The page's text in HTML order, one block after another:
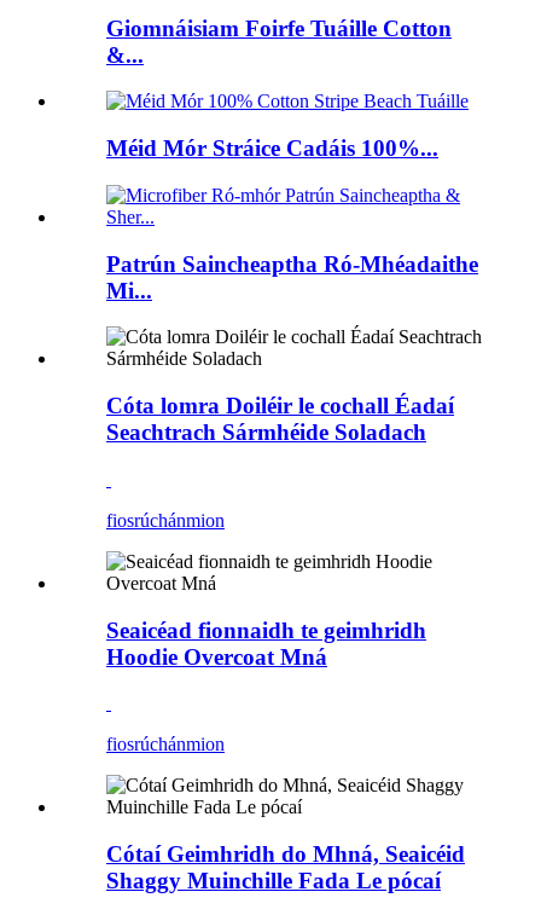
Giomnáisiam Foirfe Tuáille Cotton
&...
Méid Mór Stráice Cadáis 100%...
Patrún Saincheaptha Ró-Mhéadaithe
Mi...
Cóta lomra Doiléir le cochall Éadaí
Seachtrach Sármhéide Soladach
fiosrúchánmion
Seaicéad fionnaidh te geimhridh
Hoodie Overcoat Mná
fiosrúchánmion
Cótaí Geimhridh do Mhná, Seaicéid
Shaggy Muinchille Fada Le pócaí